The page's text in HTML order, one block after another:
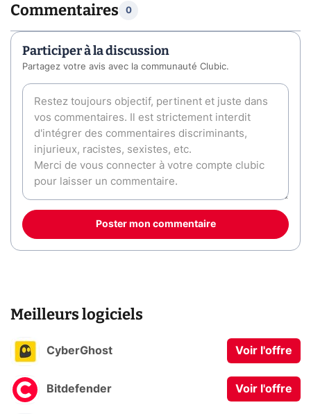
Commentaires 0
Participer à la discussion
Partagez votre avis avec la communauté Clubic.
Poster mon commentaire
Meilleurs logiciels
CyberGhost Voir l'offre
Bitdefender Voir l'offre